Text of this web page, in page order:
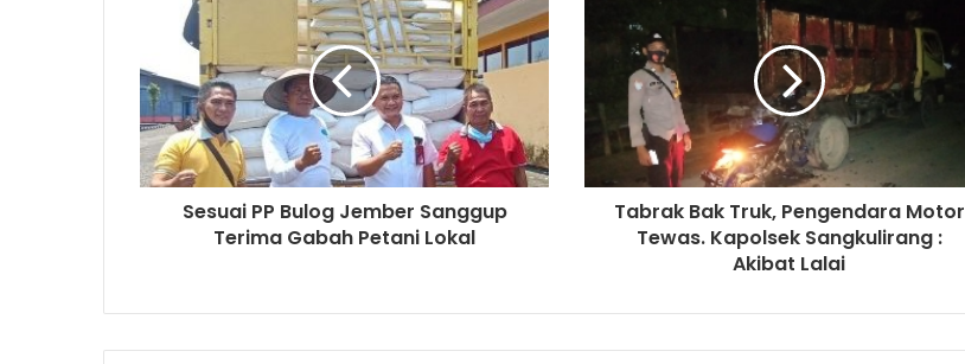
Sesuai PP Bulog Jember Sanggup
Terima Gabah Petani Lokal
Tabrak Bak Truk, Pengendara Motor
Tewas. Kapolsek Sangkulirang :
Akibat Lalai